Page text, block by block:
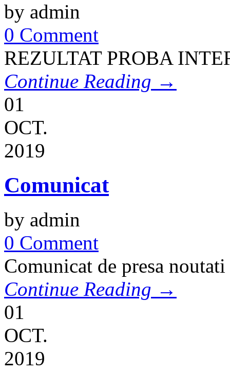
by admin
0 Comment
REZULTAT PROBA
Continue Reading →
01
OCT.
2019
Comunicat
by admin
0 Comment
Comunicat de presa
Continue Reading →
01
OCT.
2019